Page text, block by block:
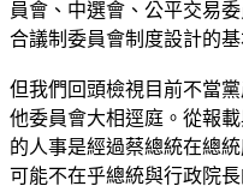
員會、中選會、公平交易
合議制委員會制度設計的基
但我們回頭檢視目前不當
他委員會大相逕庭。從報
的人事是經過蔡總統在總
可能不在乎總統與行政院